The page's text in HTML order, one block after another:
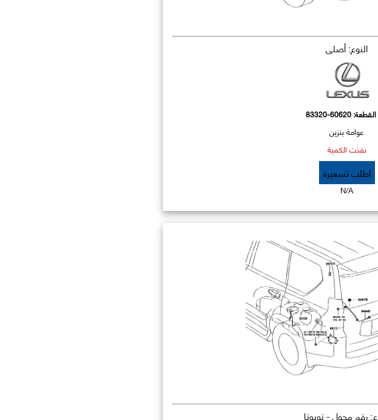
النوع: أصلي
القطعة:83320-60620
عوامة بنزين
نفذت الكمية
اطلب تسعيرة
N/A
رقم محول - تويوتا